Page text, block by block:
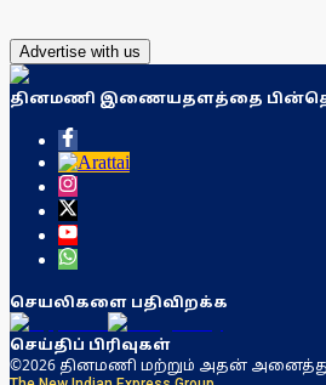
Advertise with us
தினமணி இணையதளத்தை
செயலிகளை பதிவிறக்க
செய்திப் பிரிவுகள்
©2026 தினமணி மற்றும் அதன்